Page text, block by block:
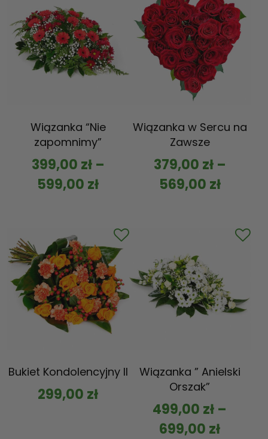
Wiązanka “Nie
zapomnimy”
399,00 zł–
599,00 zł
Wiązanka w Sercu na
Zawsze
379,00 zł–
569,00 zł
Bukiet Kondolencyjny II
299,00 zł
Wiązanka ” Anielski
Orszak”
499,00 zł –
699,00 zł